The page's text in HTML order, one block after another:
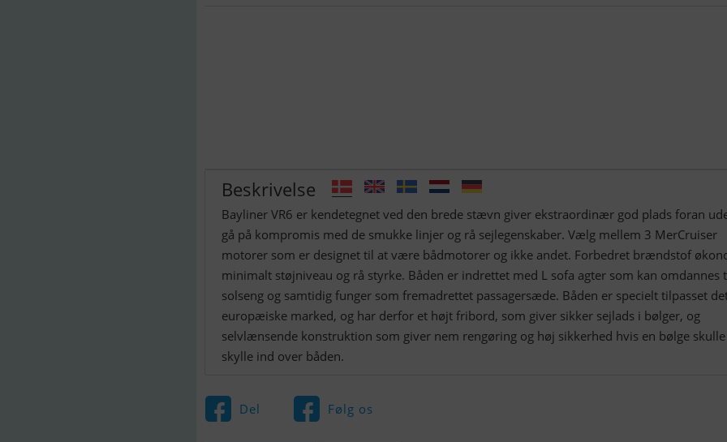
Beskrivelse
Bayliner VR6 er kendetegnet ved den brede stævn giver ekstraordinær god plads foran
gå på kompromis med de smukke linjer og rå sejlegenskaber. Vælg mellem 3 MerCruiser
motorer som er designet til at være bådmotorer og ikke andet. Forbedret brændstof
minimalt støjniveau og rå styrke. Båden er indrettet med L sofa agter som kan omdannes
solseng og samtidig funger som fremadrettet passagersæde. Båden er specielt tilpasset
europæiske marked, og har derfor et højt fribord, som giver sikker sejlads i bølger, og
selvlænsende konstruktion som giver nem rengøring og høj sikkerhed hvis en bølge skulle
skylle ind over båden.
Del Følg os